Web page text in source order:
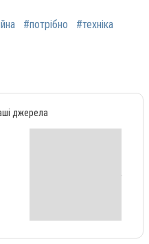
#потрібно #техніка
джерела